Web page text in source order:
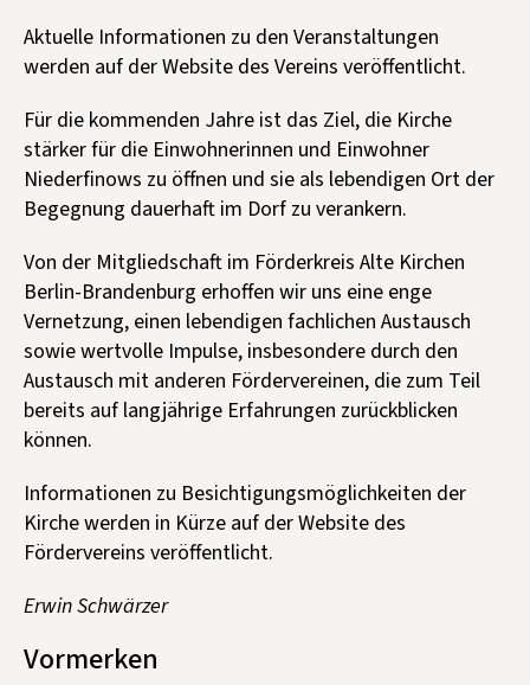
Aktuelle Informationen zu den Veranstaltungen
werden auf der Website des Vereins veröffentlicht.
Für die kommenden Jahre ist das Ziel, die Kirche
stärker für die Einwohnerinnen und Einwohner
Niederfinows zu öffnen und sie als lebendigen Ort der
Begegnung dauerhaft im Dorf zu verankern.
Von der Mitgliedschaft im Förderkreis Alte Kirchen
Berlin-Brandenburg erhoffen wir uns eine enge
Vernetzung, einen lebendigen fachlichen Austausch
sowie wertvolle Impulse, insbesondere durch den
Austausch mit anderen Fördervereinen, die zum Teil
bereits auf langjährige Erfahrungen zurückblicken
können.
Informationen zu Besichtigungsmöglichkeiten der
Kirche werden in Kürze auf der Website des
Fördervereins veröffentlicht.
Erwin Schwärzer
Vormerken